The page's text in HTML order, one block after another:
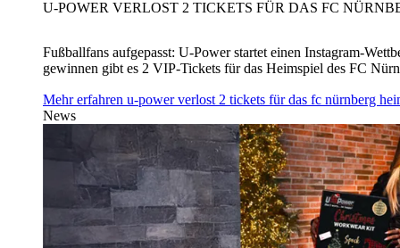
U‑POWER VERLOST 2 TICKETS FÜR DAS FC
Fußballfans aufgepasst: U‑Power startet einen Instagram-
gewinnen gibt es 2 VIP-Tickets für das Heimspiel des FC
Mehr erfahren u‑power verlost 2 tickets für das fc nürnberg
News